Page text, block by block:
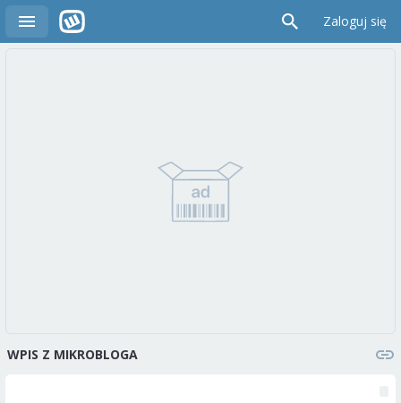
Zaloguj się
WPIS Z MIKROBLOGA